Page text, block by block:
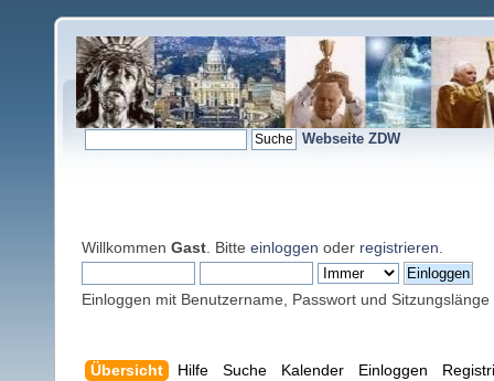
Webseite ZDW
Willkommen Gast . Bitte einloggen oder registrieren
Einloggen mit Benutzername, Passwort und Sitzungslänge
Übersicht Hilfe Suche Kalender Einloggen